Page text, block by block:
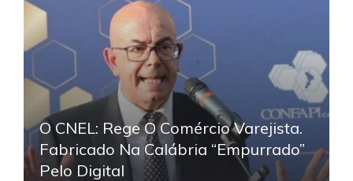
O CNEL: Rege O Comércio Varejista.
Fabricado Na Calábria “empurrado”
Pelo Digital